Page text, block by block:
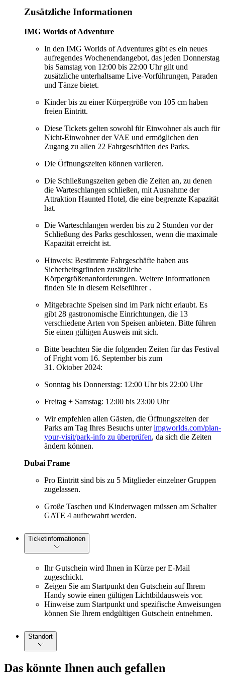
Zusätzliche Informationen
IMG Worlds of Adventure
In den IMG Worlds of Adventures gibt es ein neues
aufregendes Wochenendangebot, das jeden Donnerstag
bis Samstag von 12:00 bis 22:00 Uhr gilt und
zusätzliche unterhaltsame Live-Vorführungen, Paraden
und Tänze bietet.
Kinder bis zu einer Körpergröße von 105 cm haben
freien Eintritt.
Diese Tickets gelten sowohl für Einwohner als auch für
Nicht-Einwohner der VAE und ermöglichen den
Zugang zu allen 22 Fahrgeschäften des Parks.
Die Öffnungszeiten können variieren.
Die Schließungszeiten geben die Zeiten an, zu denen
die Warteschlangen schließen, mit Ausnahme der
Attraktion Haunted Hotel, die eine begrenzte Kapazität
hat.
Die Warteschlangen werden bis zu 2 Stunden vor der
Schließung des Parks geschlossen, wenn die maximale
Kapazität erreicht ist.
Hinweis: Bestimmte Fahrgeschäfte haben aus
Sicherheitsgründen zusätzliche
Körpergrößenanforderungen. Weitere Informationen
finden Sie in diesem Reiseführer .
Mitgebrachte Speisen sind im Park nicht erlaubt. Es
gibt 28 gastronomische Einrichtungen, die 13
verschiedene Arten von Speisen anbieten. Bitte führen
Sie einen gültigen Ausweis mit sich.
Bitte beachten Sie die folgenden Zeiten für das Festival
of Fright vom 16. September bis zum
31. Oktober 2024:
Sonntag bis Donnerstag: 12:00 Uhr bis 22:00 Uhr
Freitag + Samstag: 12:00 bis 23:00 Uhr
Wir empfehlen allen Gästen, die Öffnungszeiten der
Parks am Tag Ihres Besuchs unterimgworlds.com/plan-
your-visit/park-info zu überprüfen, da sich die Zeiten
ändern können.
Dubai Frame
Pro Eintritt sind bis zu 5 Mitglieder einzelner Gruppen
zugelassen.
Große Taschen und Kinderwagen müssen am Schalter
GATE 4 aufbewahrt werden.
Ticketinformationen
Ihr Gutschein wird Ihnen in Kürze per E-Mail
zugeschickt.
Zeigen Sie am Startpunkt den Gutschein auf Ihrem
Handy sowie einen gültigen Lichtbildausweis vor.
Hinweise zum Startpunkt und spezifische Anweisungen
können Sie Ihrem endgültigen Gutschein entnehmen.
Standort
Das könnte Ihnen auch gefallen